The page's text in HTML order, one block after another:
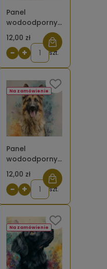
Panel
wodoodporny
Pinczer
brązowy
malowany [6-
12,00 zł
− + szt.
Panel
wodoodporny
Owczarek
niemiecki
długowłosy 2
malowany [6-
12,00 zł
Na zamówienie
− + szt.
Na zamówienie